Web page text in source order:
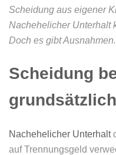
Scheidung aus eigener
Nachehelicher Unterhalt
Doch es gibt Ausnahmen.
Scheidung
Nachehelicher Unterhalt
auf Trennungsgeld